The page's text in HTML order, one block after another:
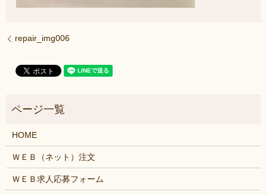
repair_img006
HOME
ＷＥＢ（ネット）注文
ＷＥＢ求人応募フォーム